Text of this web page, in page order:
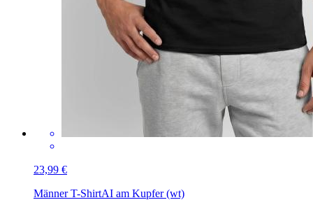
23,99 €
Männer T-ShirtAI am Kupfer (wt)